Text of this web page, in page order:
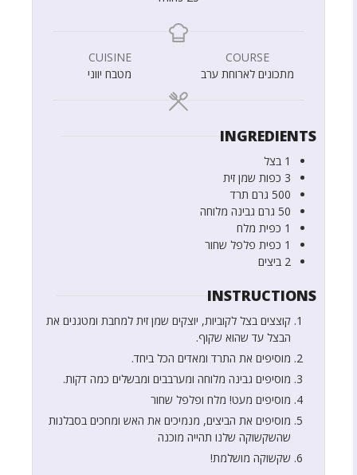
COURSE
מתכונים לארוחת ערב
CUISINE
מטבח יווני
INGREDIENTS
1 בצל
3 כפות שמן זית
500 גרם תרד
50 גרם גבינה מלוחה
1 כפית מלח
1 כפית פלפל שחור
2 ביצים
INSTRUCTIONS
קוצצים בצל לקוביות, יוצקים שמן זית למחבת ומטגנים את
הבצל עד שהוא שקוף.
מוסיפים את התרד ומאדים הכל ביחד.
מוסיפים גבינה מלוחה ומערבבים ומבשלים כמה דקות.
מוסיפים מעט! מלח ופלפל שחור
מוסיפים את הביצים, מנמיכים את האש ומחכים בסבלנות
שהשקשוקה שלנו תהייה מוכנה
שקשוקה מושלמת!